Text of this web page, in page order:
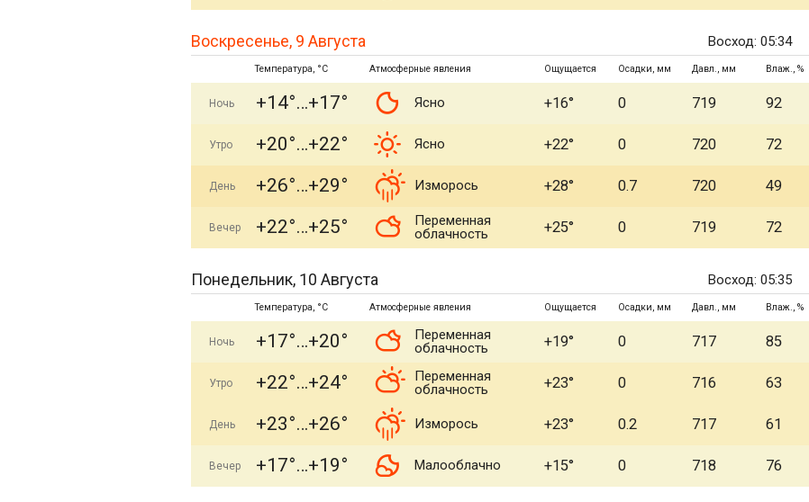
Воскресенье, 9 Августа Восход: 05:34
Температура, °C Атмосферные явления Ощущается Осадки, мм Давл., мм Влаж., %
Ночь +14° +17° Ясно +16° 0 719 92
Утро +20° +22° Ясно +22° 0 720 72
День +26° +29° Изморось +28° 0.7 720 49
Вечер +22° +25°
Переменная
облачность
+25° 0 719 72
Понедельник, 10 Августа Восход: 05:35
Температура, °C Атмосферные явления Ощущается Осадки, мм Давл., мм Влаж., %
Ночь +17° +20°
Переменная
облачность
+19° 0 717 85
Утро +22° +24°
Переменная
облачность
+23° 0 716 63
День +23° +26° Изморось +23° 0.2 717 61
Вечер +17° +19° Малооблачно +15° 0 718 76